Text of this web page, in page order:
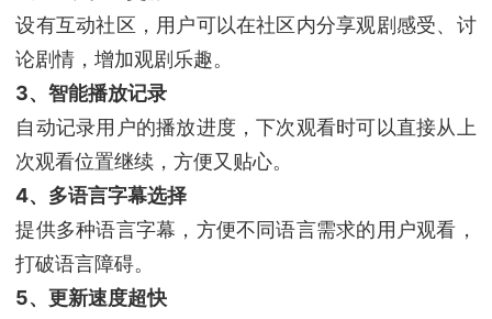
设有互动社区，用户可以在社区内分享观剧感受、讨
论剧情，增加观剧乐趣。
3、智能播放记录
自动记录用户的播放进度，下次观看时可以直接从上
次观看位置继续，方便又贴心。
4、多语言字幕选择
提供多种语言字幕，方便不同语言需求的用户观看，
打破语言障碍。
5、更新速度超快